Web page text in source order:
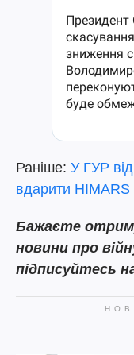
Раніше: У ГУР
вдарити
Бажаєте
новини про
підписуйтесь